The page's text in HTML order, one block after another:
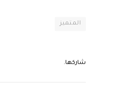
المتميز
شاركها.